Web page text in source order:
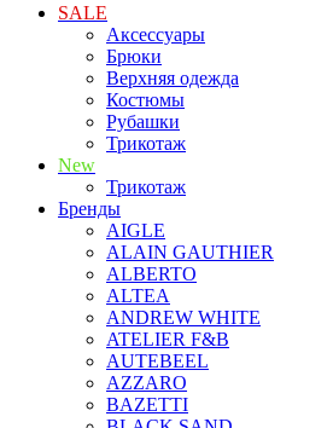
SALE
Аксессуары
Брюки
Верхняя одежда
Костюмы
Рубашки
Трикотаж
New
Трикотаж
Бренды
AIGLE
ALAIN GAUTHIER
ALBERTO
ALTEA
ANDREW WHITE
ATELIER F&B
AUTEBEEL
AZZARO
BAZETTI